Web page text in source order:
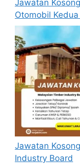
Jawatan
Otomobil
Jawatan
Industry Board